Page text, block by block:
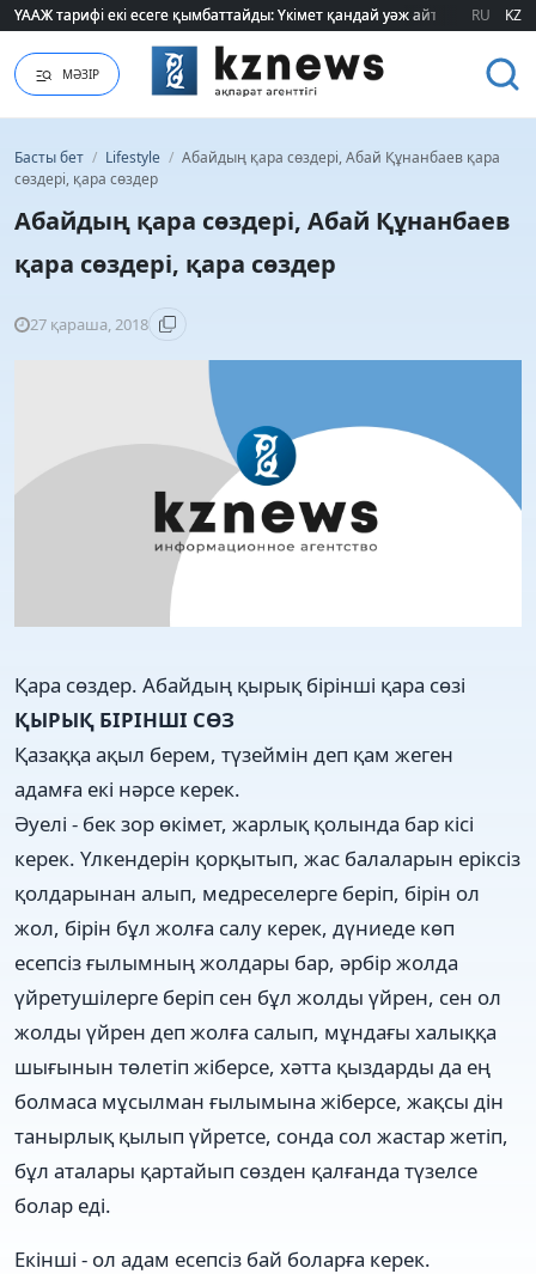
ҮААЖ тарифі екі есеге қымбаттайды: Үкімет қандай уәж айтады?
ҮААЖ тарифі екі есеге қымбаттайды: Үкімет қандай уәж айтады? RU KZ
МӘЗІР
Басты бет / Lifestyle / Абайдың қара сөздері, Абай Құнанбаев қара
сөздері, қара сөздер
Абайдың қара сөздері, Абай Құнанбаев
қара сөздері, қара сөздер
27 қараша, 2018
Қара сөздер. Абайдың қырық бірінші қара сөзі
ҚЫРЫҚ БІРІНШІ СӨЗ
Қазаққа ақыл берем, түзеймін деп қам жеген
адамға екі нәрсе керек.
Әуелі - бек зор өкімет, жарлық қолында бар кісі
керек. Үлкендерін қорқытып, жас балаларын еріксіз
қолдарынан алып, медреселерге беріп, бірін ол
жол, бірін бұл жолға салу керек, дүниеде көп
есепсіз ғылымның жолдары бар, әрбір жолда
үйретушілерге беріп сен бұл жолды үйрен, сен ол
жолды үйрен деп жолға салып, мұндағы халыққа
шығынын төлетіп жіберсе, хәтта қыздарды да ең
болмаса мұсылман ғылымына жіберсе, жақсы дін
танырлық қылып үйретсе, сонда сол жастар жетіп,
бұл аталары қартайып сөзден қалғанда түзелсе
болар еді.
Екінші - ол адам есепсіз бай боларға керек.